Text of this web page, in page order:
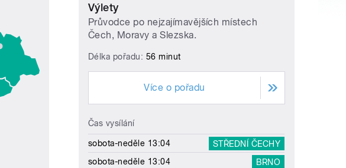
Výlety
Průvodce po nejzajímavějších místech
Čech, Moravy a Slezska.
Délka pořadu: 56 minut
Více o pořadu
Čas vysílání
sobota-neděle 13:04
STŘEDNÍ ČECHY
sobota-neděle 13:04
BRNO